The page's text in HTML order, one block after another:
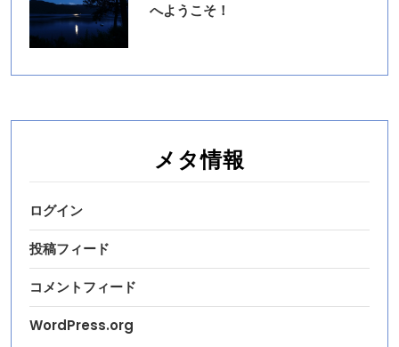
へようこそ！
メタ情報
ログイン
投稿フィード
コメントフィード
WordPress.org